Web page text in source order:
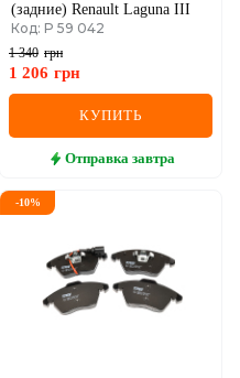
(задние) Renault Laguna III
Код: P 59 042
1 340 грн
1 206 грн
КУПИТЬ
Отправка завтра
-10%